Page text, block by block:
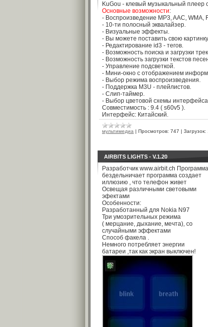
KuGou - клевый музыкальный плеер
Основные возможности:
- Воспроизведение MP3, AAC, WMA,
- 10-ти полосный эквалайзер.
- Визуальные эффекты.
- Вы можете поставить свою
- Редактирование id3 - тегов.
- Возможность поиска и загрузки
- Возможность загрузки текстов
- Управление подсветкой.
- Мини-окно с отображением
- Выбор режима воспроизведения.
- Поддержка M3U - плейлистов.
- Слип-таймер.
- Выбор цветовой схемы
Совместимость : 9.4 ( s60v5 ).
Интерфейс: Китайский.
мультимедиа | Просмотров: 747 | Загрузок:
AIRBITS LIGHTS - V.1.20
Разработчик www.airbit.ch
бездельничает программа создает
иллюзию , что телефон живет
Освещая различными световыми
эфектами
Особенности:
Разработанный для Nokia N97
Три умозрительных режима
( мерцание, дыхание, мечта), со
случайными эффектами
Способ факела .
Немного потребляет энергии
батареи ,так как экран выключен!